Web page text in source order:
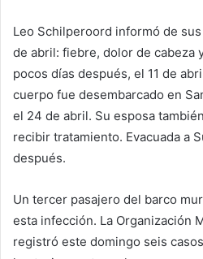
Leo Schilperoord informó de
de abril: fiebre, dolor de cabeza
pocos días después, el 11 de
cuerpo fue desembarcado en
el 24 de abril. Su esposa
recibir tratamiento. Evacuada a
después.
Un tercer pasajero del barco
esta infección. La Organización
registró este domingo seis